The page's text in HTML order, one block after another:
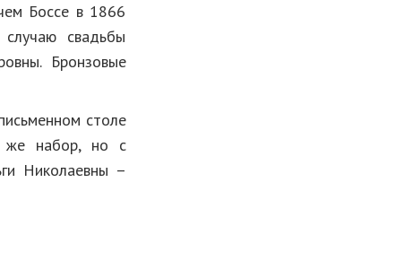
Боссе в 1866
свадьбы
Бронзовые
столе
же набор, но с
Николаевны –